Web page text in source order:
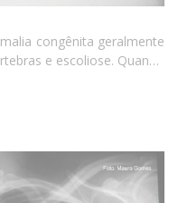
congênita geralmente
e escoliose. Quando